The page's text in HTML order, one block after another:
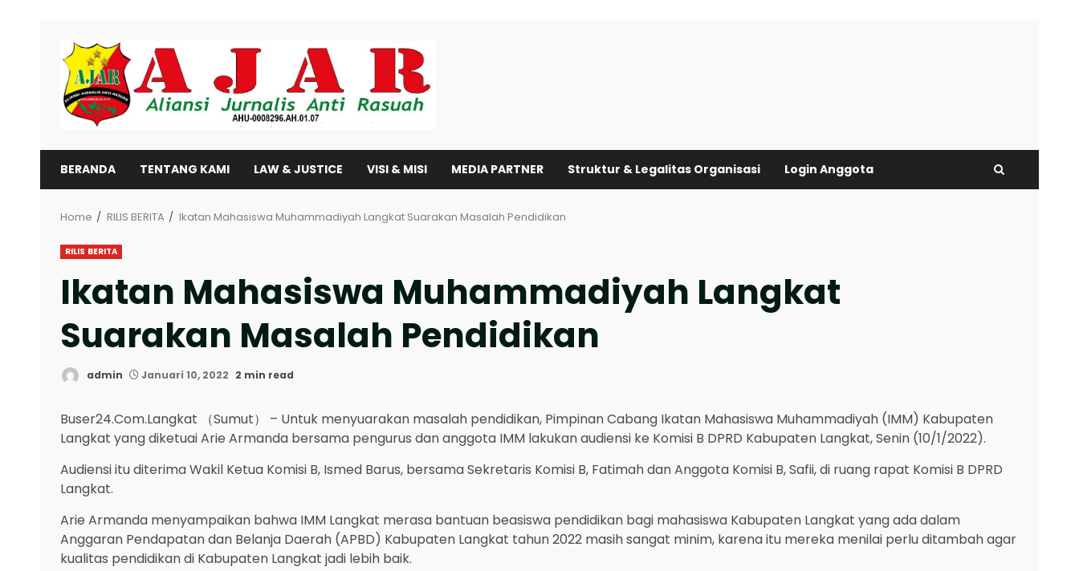
content
BERANDA TENTANG KAMI LAW & JUSTICE VISI & MISI MEDIA PARTNER Struktur & Legalitas Organisasi Login Anggota
Home RILIS BERITA Ikatan Mahasiswa Muhammadiyah Langkat Suarakan Masalah Pendidikan
RILIS BERITA
Ikatan Mahasiswa Muhammadiyah Langkat
Suarakan Masalah Pendidikan
admin Januari 10, 2022 2 min read
Buser24.Com.Langkat （Sumut） – Untuk menyuarakan masalah pendidikan, Pimpinan Cabang Ikatan Mahasiswa Muhammadiyah (IMM) Kabupaten
Langkat yang diketuai Arie Armanda bersama pengurus dan anggota IMM lakukan audiensi ke Komisi B DPRD Kabupaten Langkat, Senin (10/1/2022).
Audiensi itu diterima Wakil Ketua Komisi B, Ismed Barus, bersama Sekretaris Komisi B, Fatimah dan Anggota Komisi B, Safii, di ruang rapat Komisi B DPRD
Langkat.
Arie Armanda menyampaikan bahwa IMM Langkat merasa bantuan beasiswa pendidikan bagi mahasiswa Kabupaten Langkat yang ada dalam
Anggaran Pendapatan dan Belanja Daerah (APBD) Kabupaten Langkat tahun 2022 masih sangat minim, karena itu mereka menilai perlu ditambah agar
kualitas pendidikan di Kabupaten Langkat jadi lebih baik.